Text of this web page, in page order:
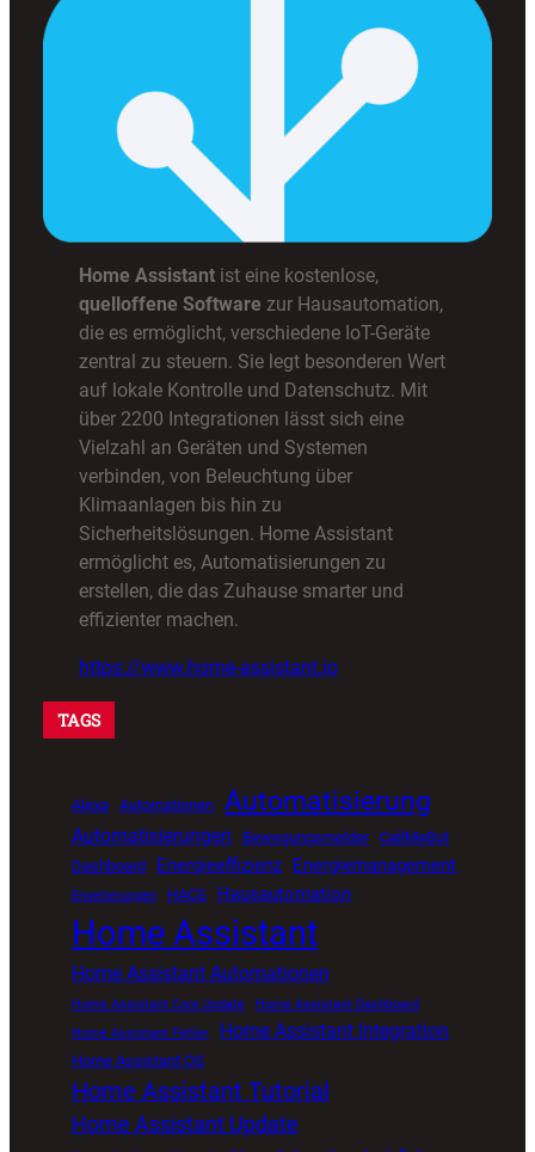
Home Assistant ist eine kostenlose,
quelloffene Software zur Hausautomation,
die es ermöglicht, verschiedene IoT-Geräte
zentral zu steuern. Sie legt besonderen Wert
auf lokale Kontrolle und Datenschutz. Mit
über 2200 Integrationen lässt sich eine
Vielzahl an Geräten und Systemen
verbinden, von Beleuchtung über
Klimaanlagen bis hin zu
Sicherheitslösungen. Home Assistant
ermöglicht es, Automatisierungen zu
erstellen, die das Zuhause smarter und
effizienter machen.
https://www.home-assistant.io
TAGS
Alexa Automationen Automatisierung
Automatisierungen Bewegungsmelder CallMeBot
Dashboard
Energieeffizienz Energiemanagement
Erweiterungen HACS Hausautomation
Home Assistant
Home Assistant Automationen
Home Assistant Core Update
Home Assistant Dashboard
Home Assistant Fehler
Home Assistant Integration
Home Assistant OS
Home Assistant Tutorial
Home Assistant Update